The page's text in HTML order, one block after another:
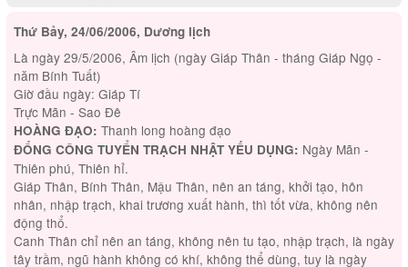
Thứ Bảy, 24/06/2006, Dương lịch
Là ngày 29/5/2006, Âm lịch (ngày Giáp Thân - tháng Giáp Ngọ -
năm Bính Tuất)
Giờ đầu ngày: Giáp Tí
Trực Mãn - Sao Đê
HOÀNG ĐẠO: Thanh long hoàng đạo
ĐỔNG CÔNG TUYỂN TRẠCH NHẬT YẾU DỤNG: Ngày Mãn -
Thiên phú, Thiên hỉ.
Giáp Thân, Bính Thân, Mậu Thân, nên an táng, khởi tạo, hôn
nhân, nhập trạch, khai trương xuất hành, thì tốt vừa, không nên
động thổ.
Canh Thân chỉ nên an táng, không nên tu tạo, nhập trạch, là ngày
tây trầm, ngũ hành không có khí, không thể dùng, tuy là ngày